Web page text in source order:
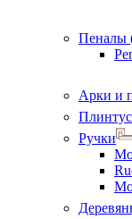
Пеналы
Арки и
Ручки